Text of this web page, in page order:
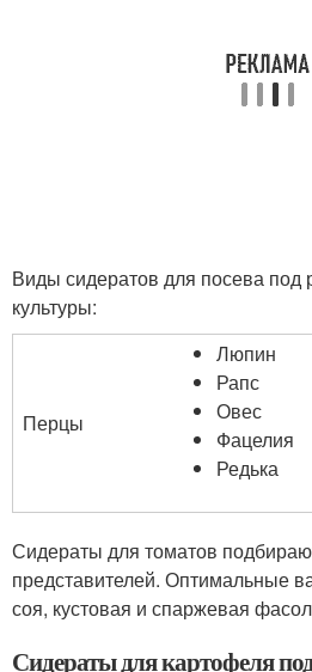
Виды сидератов для посева под
культуры:
Перцы
Люпин
Рапс
Овес
Фацелия
Редька
Сидераты для томатов
представителей. Оптимальные
соя, кустовая и спаржевая
Сидераты для картофеля